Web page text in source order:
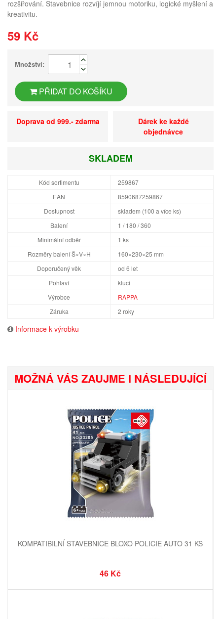
rozšiřování. Stavebnice rozvíjí jemnou motoriku, logické myšlení a
kreativitu.
59 Kč
Množství:
PŘIDAT DO KOŠÍKU
Doprava od 999.- zdarma
Dárek ke každé
objednávce
SKLADEM
Kód sortimentu
259867
EAN
8590687259867
Dostupnost
skladem (100 a více ks)
Balení
1 / 180 / 360
Minimální odběr
1 ks
Rozměry balení Š×V×H
160×230×25 mm
Doporučený věk
od 6 let
Pohlaví
kluci
Výrobce
RAPPA
Záruka
2 roky
Informace k výrobku
MOŽNÁ VÁS ZAUJME I NÁSLEDUJÍCÍ
KOMPATIBILNÍ STAVEBNICE BLOXO POLICIE AUTO 31 KS
46 Kč